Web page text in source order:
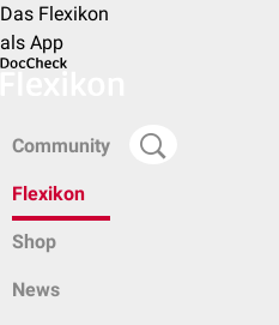
Das Flexikon
als App
Community
Flexikon
Shop
News